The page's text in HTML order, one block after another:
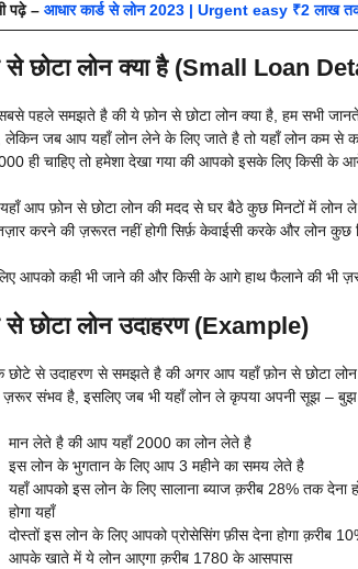
पढ़े – आधार कार्ड से लोन 2023 | Urgent easy ₹2 लाख
से छोटा लोन क्या है (Small Loan
पहले समझते है की ये फ़ोन से छोटा लोन क्या है, हम सभी जानते
लेकिन जब आप यहाँ लोन लेने के लिए जाते है तो यहाँ लोन कम से
ही चाहिए तो हमेशा देखा गया की आपको इसके लिए किसी के
आप फ़ोन से छोटा लोन की मदद से घर बैठे कुछ मिनटों में
करने की ज़रूरत नहीं होगी सिर्फ़ केवाईसी करके और लोन कुछ
आपको कही भी जाने की और किसी के आगे हाथ फैलाने की भी
से छोटा लोन उदाहरण (Example)
छोटे से उदाहरण से समझते है की अगर आप यहाँ फ़ोन से छोटा
ज़रूर संभव है, इसलिए जब भी यहाँ लोन ले कृपया अपनी सूझ –
मान लेते है की आप यहाँ 2000 का लोन लेते है
इस लोन के भुगतान के लिए आप 3 महीने का समय लेते है
यहाँ आपको इस लोन के लिए सालाना ब्याज क़रीब 28% तक
होगा यहाँ
दोस्तों इस लोन के लिए आपको प्रोसेसिंग फ़ीस देना होगा क़रीब
आपके खाते में ये लोन आएगा क़रीब 1780 के आसपास